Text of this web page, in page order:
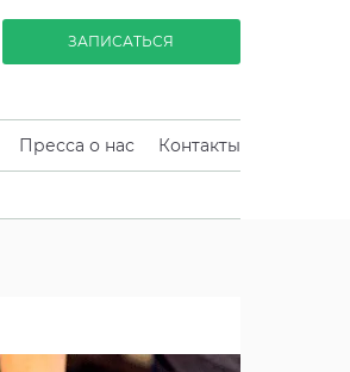
ЗАПИСАТЬСЯ
Пресса о нас Контакты